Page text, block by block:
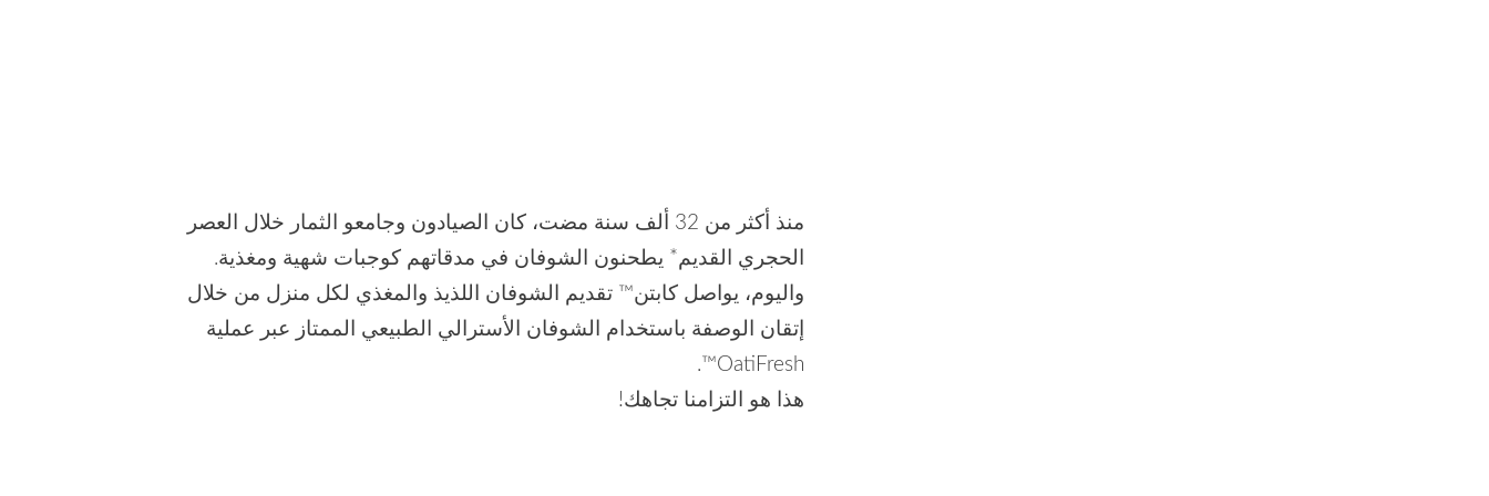
منذ أكثر من 32 ألف سنة مضت، كان الصيادون وجامعو الثمار خلال العصر
الحجري القديم* يطحنون الشوفان في مدقاتهم كوجبات شهية ومغذية.
واليوم، يواصل كابتن™ تقديم الشوفان اللذيذ والمغذي لكل منزل من خلال
إتقان الوصفة باستخدام الشوفان الأسترالي الطبيعي الممتاز عبر عملية
OatiFresh™.
هذا هو التزامنا تجاهك!